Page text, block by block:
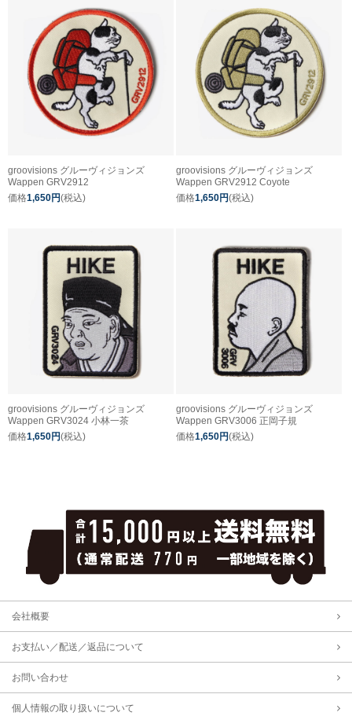
groovisions グルーヴィジョンズ
Wappen GRV2912
価格1,650円(税込)
groovisions グルーヴィジョンズ
Wappen GRV2912 Coyote
価格1,650円(税込)
groovisions グルーヴィジョンズ
Wappen GRV3024 小林一茶
価格1,650円(税込)
groovisions グルーヴィジョンズ
Wappen GRV3006 正岡子規
価格1,650円(税込)
会社概要
お支払い／配送／返品について
お問い合わせ
個人情報の取り扱いについて